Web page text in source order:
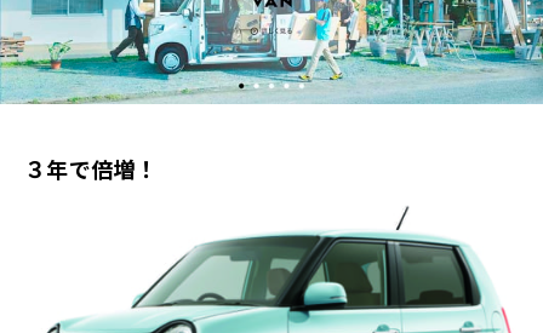
３年で倍増！